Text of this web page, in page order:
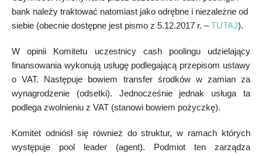
bank należy traktować natomiast jako odrębne i niezależne od
siebie (obecnie dostępne jest pismo z 5.12.2017 r. –TUTAJ).
W opinii Komitetu uczestnicy cash poolingu udzielający
finansowania wykonują usługę podlegającą przepisom ustawy
o VAT. Następuje bowiem transfer środków w zamian za
wynagrodzenie (odsetki). Jednocześnie jednak usługa ta
podlega zwolnieniu z VAT (stanowi bowiem pożyczkę).
Komitet odniósł się również do struktur, w ramach których
występuje pool leader (agent). Podmiot ten zarządza